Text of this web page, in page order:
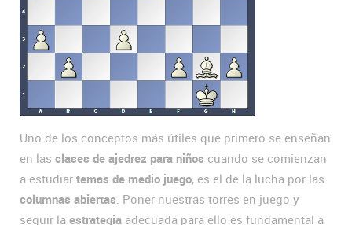
Uno de los conceptos más útiles que primero se enseñan
en las clases de ajedrez para niños cuando se comienzan
a estudiar temas de medio juego, es el de la lucha por las
columnas abiertas . Poner nuestras torres en juego y
seguir la estrategia adecuada para ello es fundamental a